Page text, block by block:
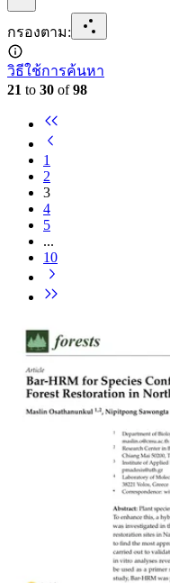
กรองตาม:
วิธีใช้การค้นหา
21 to 30 of98
1
2
3
4
5
...
10